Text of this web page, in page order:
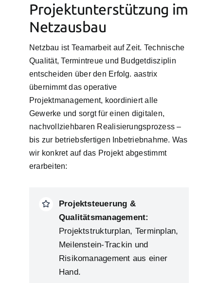
Projektunterstützung im
Netzausbau
Netzbau ist Teamarbeit auf Zeit. Technische
Qualität, Termintreue und Budgetdisziplin
entscheiden über den Erfolg. aastrix
übernimmt das operative
Projektmanagement, koordiniert alle
Gewerke und sorgt für einen digitalen,
nachvollziehbaren Realisierungsprozess –
bis zur betriebsfertigen Inbetriebnahme. Was
wir konkret auf das Projekt abgestimmt
erarbeiten:
Projektsteuerung &
Qualitätsmanagement:
Projektstrukturplan, Terminplan,
Meilenstein-Trackin und
Risikomanagement aus einer
Hand.